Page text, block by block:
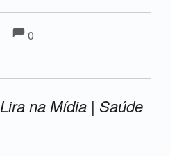
Comentários:
0
Lira na Mídia | Saúde